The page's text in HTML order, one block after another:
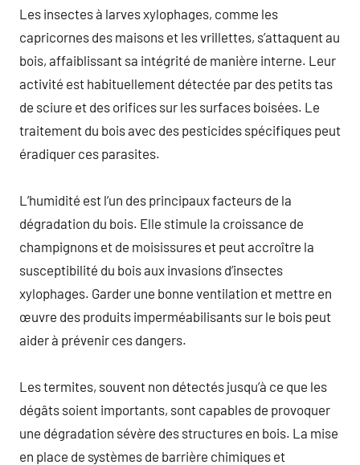
Les insectes à larves xylophages, comme les
capricornes des maisons et les vrillettes, s’attaquent au
bois, affaiblissant sa intégrité de manière interne. Leur
activité est habituellement détectée par des petits tas
de sciure et des orifices sur les surfaces boisées. Le
traitement du bois avec des pesticides spécifiques peut
éradiquer ces parasites.
L’humidité est l’un des principaux facteurs de la
dégradation du bois. Elle stimule la croissance de
champignons et de moisissures et peut accroître la
susceptibilité du bois aux invasions d’insectes
xylophages. Garder une bonne ventilation et mettre en
œuvre des produits imperméabilisants sur le bois peut
aider à prévenir ces dangers.
Les termites, souvent non détectés jusqu’à ce que les
dégâts soient importants, sont capables de provoquer
une dégradation sévère des structures en bois. La mise
en place de systèmes de barrière chimiques et